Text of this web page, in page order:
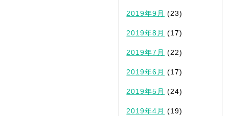
2019年9月 (23)
2019年8月 (17)
2019年7月 (22)
2019年6月 (17)
2019年5月 (24)
2019年4月 (19)